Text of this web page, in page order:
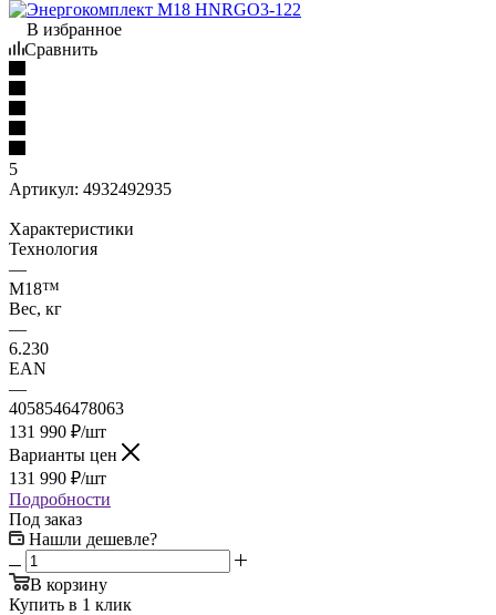
В избранное
Сравнить
5
Артикул: 4932492935
Характеристики
Технология
—
M18™
Вес, кг
—
6.230
EAN
—
4058546478063
131 990 ₽/шт
Варианты цен
131 990 ₽/шт
Подробности
Под заказ
Нашли дешевле?
В корзину
Купить в 1 клик